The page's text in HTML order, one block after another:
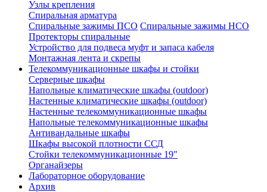
Узлы крепления
Спиральная арматура
Спиральные зажимы ПСО Спиральные зажимы НСО
Протекторы спиральные
Устройство для подвеса муфт и запаса кабеля
Монтажная лента и скрепы
Телекоммуникационные шкафы и стойки
Серверные шкафы
Напольные климатические шкафы (outdoor)
Настенные климатические шкафы (outdoor)
Настенные телекоммуникационные шкафы
Напольные телекоммуникационные шкафы
Антивандальные шкафы
Шкафы высокой плотности ССД
Стойки телекоммуникационные 19"
Органайзеры
Лабораторное оборудование
Архив